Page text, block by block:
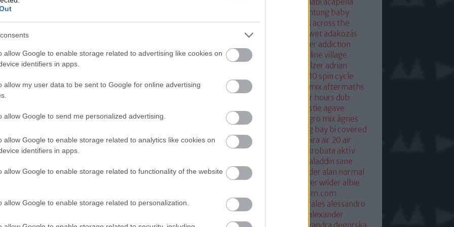
allow Google to enable storage related to advertising like cookies on
identifiers in apps.
allow my user data to be sent to Google for online advertising
allow Google to send me personalized advertising.
allow Google to enable storage related to analytics like cookies on
identifiers in apps.
allow Google to enable storage related to functionality of the website
allow Google to enable storage related to personalization.
of faith and devotion
anandamidic mix songs of faith and devotion 12
Shoes: mit keres a Spirit
Orbit között?
ma már nem sokat mond nekünk: Graeme
kettőse nyom nélkül tűnt el a kilencvenes
(olyan sztárok mellett, mint a Portishead, vagy
TOVÁBB
achtung baby
acousticacoustic christmas across the
universeactress ac wet adakozás
adam weissler addiction
adelaide
adrenaline
adrenaline village
adrian hielholzer adrian
ae10 spin cycle
aerosmith
afghan surgery mix aftermaths
after hours dub
agatha christie agave
attenuata
agent orange aggro mix ágnes
ahk toong bay bi covered
aidan berry airto moreira air 20 air
remixaix les baines akrobata aktív
aladdin sane
alan
alan mcgee alan moulder alan normal
alan wilder
alber wilder albie
albumism.com
albumverzió
alejandro morales alessandro
cortinialexander kowalski
alexander